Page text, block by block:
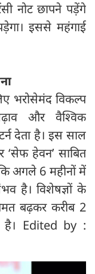
नोट छापने पड़ेंगे
इससे महंगाई
भरोसेमंद विकल्प
और वैश्विक
देता है। इस साल
‘सेफ हेवन’ साबित
अगले 6 महीनों में
है। विशेषज्ञों के
बढ़कर करीब 2
है। Edited by :